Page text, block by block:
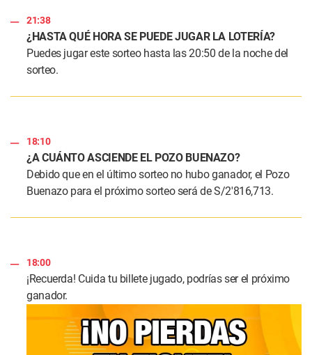
21:38
¿HASTA QUÉ HORA SE PUEDE JUGAR LA LOTERÍA?
Puedes jugar este sorteo hasta las 20:50 de la noche del
sorteo.
18:10
¿A CUÁNTO ASCIENDE EL POZO BUENAZO?
Debido que en el último sorteo no hubo ganador, el Pozo
Buenazo para el próximo sorteo será de S/2′816,713.
18:00
¡Recuerda! Cuida tu billete jugado, podrías ser el próximo
ganador.